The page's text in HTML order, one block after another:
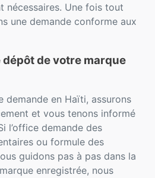
nécessaires. Une fois tout
une demande conforme aux
dépôt de votre marque
demande en Haïti, assurons
et vous tenons informé
l’office demande des
ou formule des
guidons pas à pas dans la
enregistrée, nous